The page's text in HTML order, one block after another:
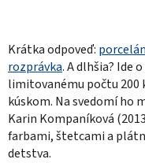
Krátka odpoveď:
rozprávka. A dlhšia? Ide
limitovanému počtu 200
kúskom. Na svedomí ho
Karin Kompaníková
farbami, štetcami a
detstva.